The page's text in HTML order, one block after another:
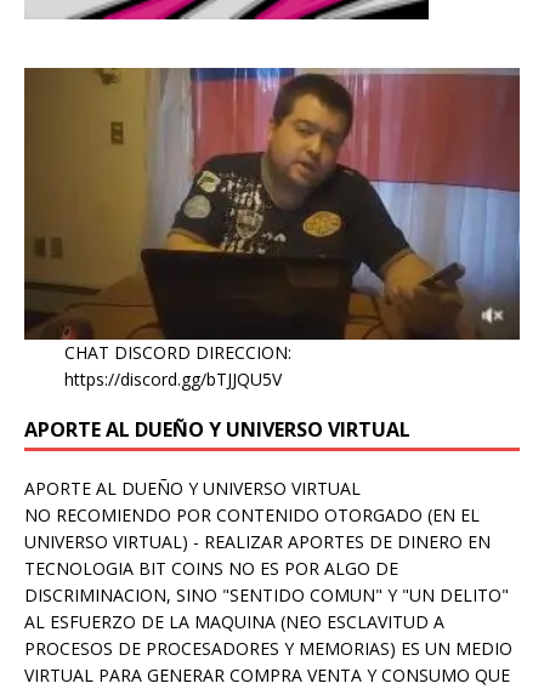
CHAT DISCORD DIRECCION:
https://discord.gg/bTJJQU5V
APORTE AL DUEÑO Y UNIVERSO VIRTUAL
APORTE AL DUEÑO Y UNIVERSO VIRTUAL
NO RECOMIENDO POR CONTENIDO OTORGADO (EN EL
UNIVERSO VIRTUAL) - REALIZAR APORTES DE DINERO EN
TECNOLOGIA BIT COINS NO ES POR ALGO DE
DISCRIMINACION, SINO "SENTIDO COMUN" Y "UN DELITO"
AL ESFUERZO DE LA MAQUINA (NEO ESCLAVITUD A
PROCESOS DE PROCESADORES Y MEMORIAS) ES UN MEDIO
VIRTUAL PARA GENERAR COMPRA VENTA Y CONSUMO QUE